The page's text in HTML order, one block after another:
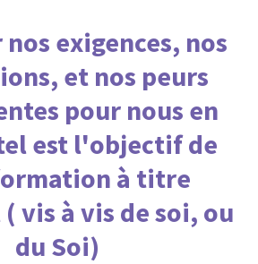
exigences, nos
et nos peurs
pour nous en
est l'objectif de
à titre
vis à vis de soi, ou
du Soi)